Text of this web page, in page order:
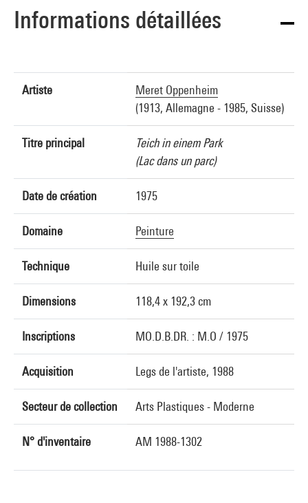
Informations détaillées
Artiste
Meret Oppenheim
(1913, Allemagne - 1985, Suisse)
Titre principal
Teich in einem Park
(Lac dans un parc)
Date de création 1975
Domaine Peinture
Technique Huile sur toile
Dimensions 118,4 x 192,3 cm
Inscriptions MO.D.B.DR. : M.O / 1975
Acquisition Legs de l'artiste, 1988
Secteur de collection Arts Plastiques - Moderne
N° d'inventaire AM 1988-1302